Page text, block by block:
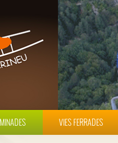
VIES FERRADES